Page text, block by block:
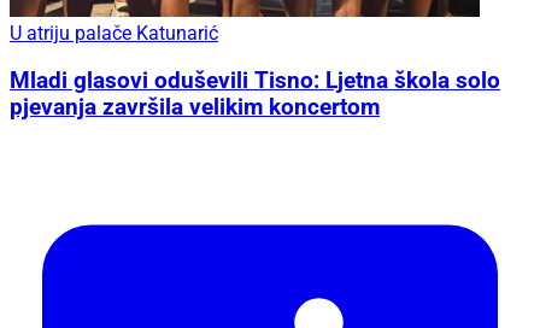
U atriju palače Katunarić
Mladi glasovi oduševili Tisno: Ljetna škola solo
pjevanja završila velikim koncertom